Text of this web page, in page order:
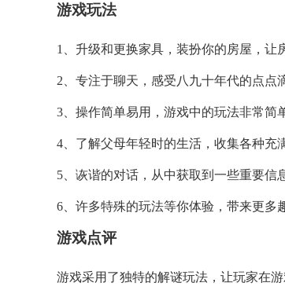
游戏玩法
1、升级和更换家具，装扮你的房屋，让
2、专注于聊天，感受八九十年代的点点
3、操作简单易用，游戏中的玩法非常简
4、了解父母年轻时的生活，收集各种充
5、诙谐的对话，从中获取到一些重要信
6、许多特殊的玩法等你体验，带来更多
游戏点评
游戏采用了独特的解谜玩法，让玩家在游